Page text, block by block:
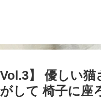
】 優しい
して 椅子に座